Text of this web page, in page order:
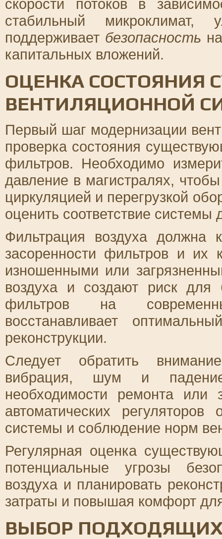
скорости потоков в
стабильный микроклимат,
поддерживает безопасность
капитальных вложений.
ОЦЕНКА СОСТОЯНИЯ
ВЕНТИЛЯЦИОННОЙ
Первый шаг модернизации
проверка состояния
фильтров. Необходимо
давление в магистралях,
циркуляцией и перегрузкой
оценить соответствие
Фильтрация воздуха должна
засоренности фильтров и их
изношенными или
воздуха и создают риск для
фильтров на
восстанавливает
реконструкции.
Следует обратить
вибрация, шум и
необходимости ремонта или
автоматических
системы и соблюдение норм
Регулярная оценка
потенциальные угрозы
воздуха и планировать
затраты и повышая комфорт
ВЫБОР